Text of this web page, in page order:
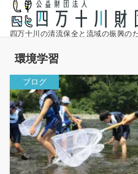
四万十川の清流保全と流域の振興の
環境学習
ブログ